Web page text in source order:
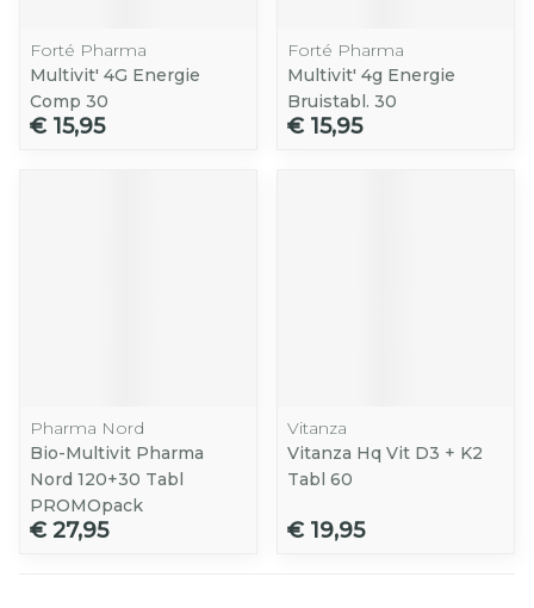
Forté Pharma
Multivit' 4G Energie
Comp 30
€ 15,95
Forté Pharma
Multivit' 4g Energie
Bruistabl. 30
€ 15,95
Pharma Nord
Bio-Multivit Pharma
Nord 120+30 Tabl
PROMOpack
€ 27,95
Vitanza
Vitanza Hq Vit D3 + K2
Tabl 60
€ 19,95